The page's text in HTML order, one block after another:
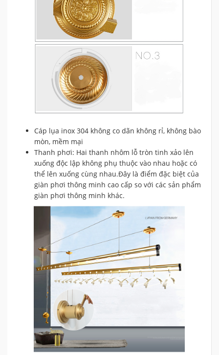
Cáp lụa inox 304 không co dãn không rỉ, không bào
mòn, mềm mại
Thanh phơi: Hai thanh nhôm lỗ tròn tinh xảo lên
xuống độc lập không phụ thuộc vào nhau hoặc có
thể lên xuống cùng nhau.Đây là điểm đặc biệt của
giàn phơi thông minh cao cấp so với các sản phẩm
giàn phơi thông minh khác.